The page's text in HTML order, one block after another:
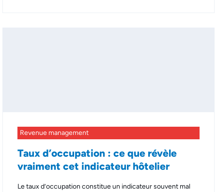
Revenue management
Taux d’occupation : ce que révèle
vraiment cet indicateur hôtelier
Le taux d’occupation constitue un indicateur souvent mal